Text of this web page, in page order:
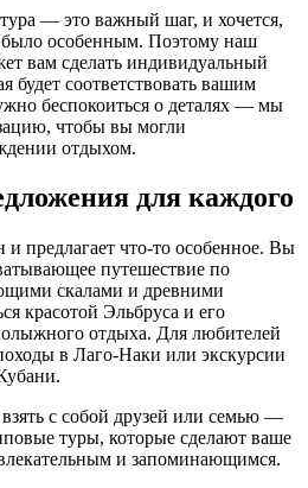
— это важный шаг, и хочется,
особенным. Поэтому наш
вам сделать индивидуальный
будет соответствовать вашим
беспокоиться о деталях — мы
чтобы вы могли
отдыхом.
для каждого
предлагает что-то особенное. Вы
путешествие по
скалами и древними
красотой Эльбруса и его
отдыха. Для любителей
в Лаго-Наки или экскурсии
с собой друзей или семью —
туры, которые сделают ваше
и запоминающимся.